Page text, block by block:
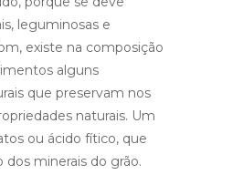
leguminosas e
existe na composição
alguns
que preservam nos
naturais. Um
ou ácido fítico, que
dos minerais do grão.